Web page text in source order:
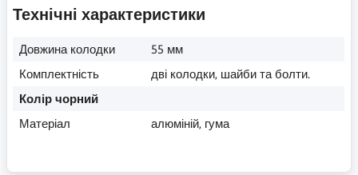
Технічні характеристики
Довжина колодки
55 мм
Комплектність
дві колодки, шайби та болти.
Колір чорний
Матеріал
алюміній, гума